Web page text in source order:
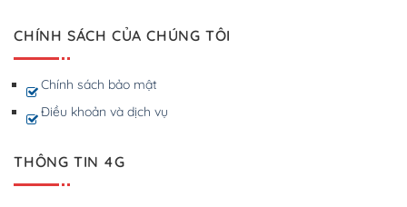
CHÍNH SÁCH CỦA CHÚNG TÔI
Chính sách bảo mật
Điều khoản và dịch vụ
THÔNG TIN 4G